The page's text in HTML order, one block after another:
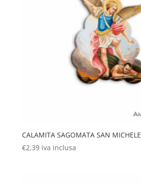
CALAMITA SAGOMATA SAN MICHELE
€2,39 iva inclusa